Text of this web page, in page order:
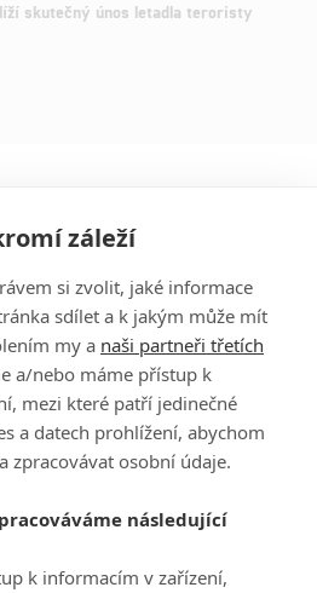
skutečný únos letadla teroristy
PŘIHLÁSIT
REGISTROVAT
Slavík, e-mailserialy@fandimefilmu.cz
našem webu napište nám na e-mail
záleží
si zvolit, jaké informace
sdílet a k jakým může mít
my a naši partneři třetích
a/nebo máme přístup k
mezi které patří jedinečné
a datech prohlížení, abychom
zpracovávat osobní údaje.
následující
k informacím v zařízení,